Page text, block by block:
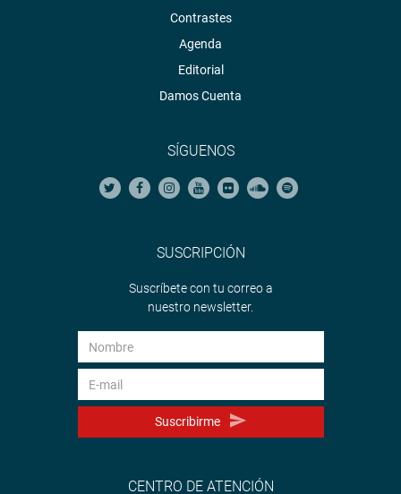
Contrastes
Agenda
Editorial
Damos Cuenta
SÍGUENOS
SUSCRIPCIÓN
Suscríbete con tu correo a
nuestro newsletter.
Suscribirme
CENTRO DE ATENCIÓN